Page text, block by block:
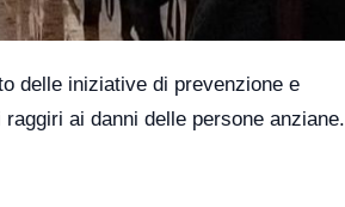
delle iniziative di prevenzione e
ai danni delle persone anziane.